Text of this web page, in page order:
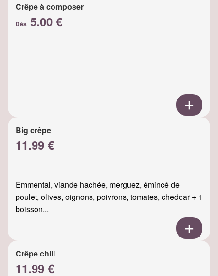
Crêpe à composer
Dès 5.00 €
Big crêpe
11.99 €
Emmental, viande hachée, merguez, émincé de
poulet, olives, oignons, poivrons, tomates, cheddar + 1
boisson...
Crêpe chili
11.99 €